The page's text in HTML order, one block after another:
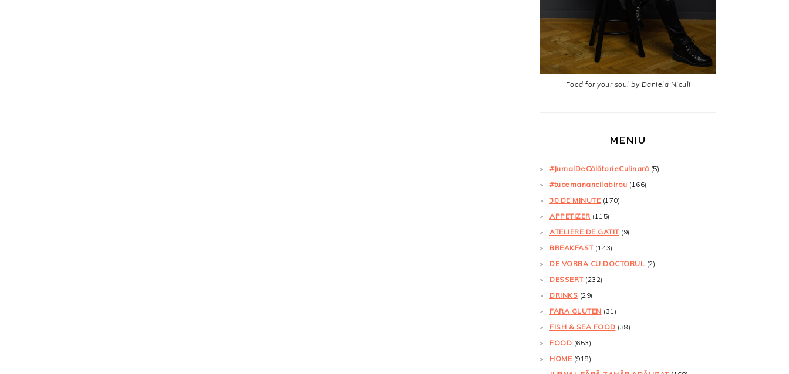
Food for your soul by Daniela Niculi
MENIU
#JurnalDeCălătorieCulinară (5)
#tucemanancilabirou (166)
30 DE MINUTE (170)
APPETIZER (115)
ATELIERE DE GATIT(9)
BREAKFAST(143)
DE VORBA CU DOCTORUL (2)
DESSERT(232)
DRINKS (29)
FARA GLUTEN (31)
FISH & SEA FOOD (38)
FOOD (653)
HOME (918)